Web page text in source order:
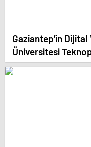
Gaziantep’in Dijital
Üniversitesi